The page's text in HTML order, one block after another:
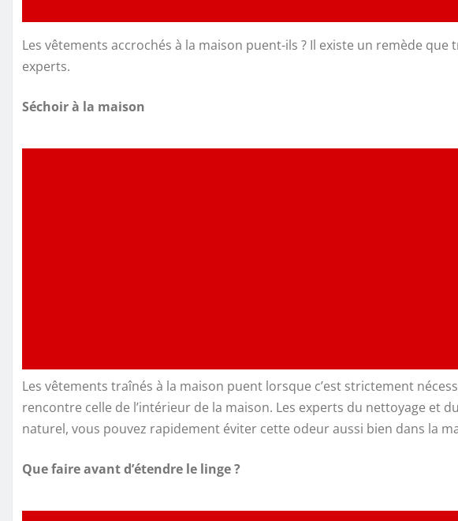
Les vêtements accrochés à la maison puent-ils ? Il existe un remède
experts.
Séchoir à la maison
Les vêtements traînés à la maison puent lorsque c’est strictement
rencontre celle de l’intérieur de la maison. Les experts du nettoyage et
naturel, vous pouvez rapidement éviter cette odeur aussi bien dans la
Que faire avant d’étendre le linge ?